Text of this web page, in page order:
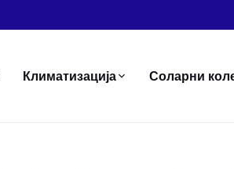
Климатизација Соларни